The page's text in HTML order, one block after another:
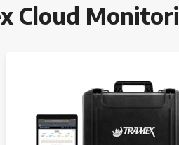
Cloud